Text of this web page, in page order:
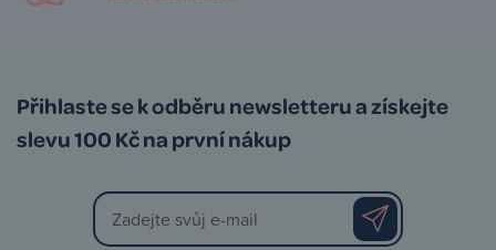
Přihlaste se k odběru newsletteru a získejte
slevu 100 Kč na první nákup